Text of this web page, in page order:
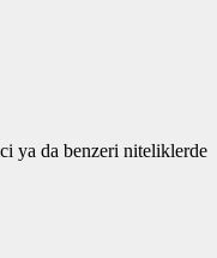
ya da benzeri niteliklerde